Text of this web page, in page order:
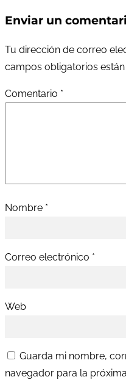
Enviar un
Tu dirección de correo
campos obligatorios
Comentario *
Nombre *
Correo electrónico *
Web
Guarda mi nombre,
navegador para la